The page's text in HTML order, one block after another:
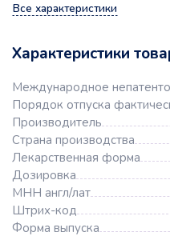
Все характеристики
Характеристики
Международное
Порядок отпуска
Производитель
Страна производства
Лекарственная форма
Дозировка
МНН англ/лат
Штрих-код
Форма выпуска